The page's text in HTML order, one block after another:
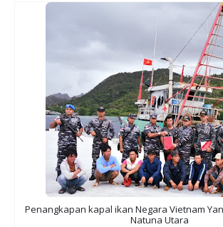
Penangkapan kapal ikan Negara Vietnam
Natuna Utara